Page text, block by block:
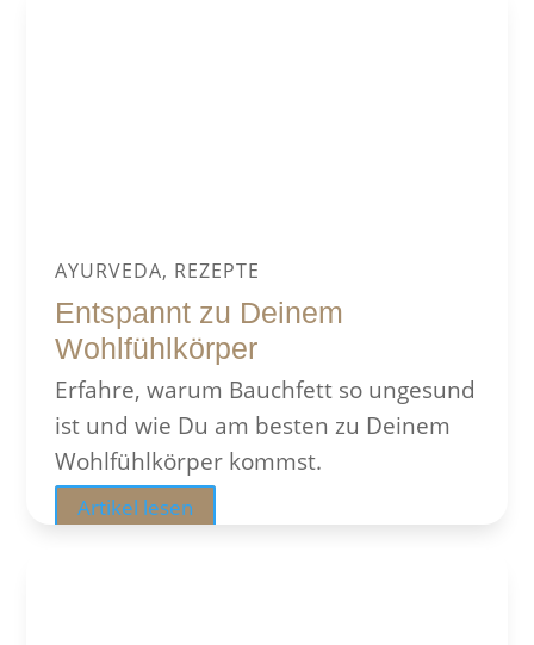
AYURVEDA, REZEPTE
Entspannt zu Deinem
Wohlfühlkörper
Erfahre, warum Bauchfett so ungesund
ist und wie Du am besten zu Deinem
Wohlfühlkörper kommst.
Artikel lesen